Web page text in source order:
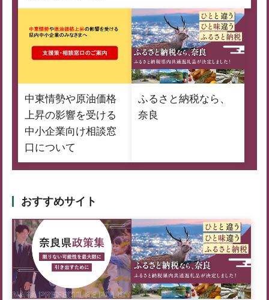
中東情勢や原油価格
上昇の影響を受ける
中小企業向け相談窓
口について
ふるさと納税なら、
奈良
おすすめサイト